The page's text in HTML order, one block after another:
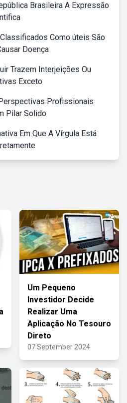
Brasileira A Expressão
Como úteis São
Doença
Trazem Interjeições Ou
Exceto
Profissionais
Pilar Solido
Em Que A Vírgula Está
Um Pequeno
Investidor Decide
Realizar Uma
Aplicação No Tesouro
Direto
07 September 2024